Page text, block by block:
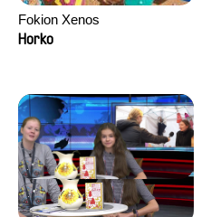
Fokion Xenos
Horko